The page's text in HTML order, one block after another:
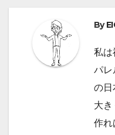
ー
シ
By
私は
パレ
の日
大き
作れ